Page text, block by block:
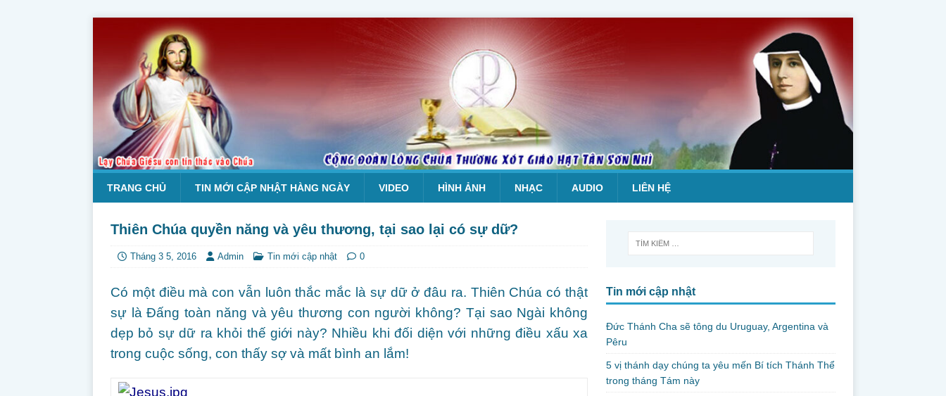
TRANG CHỦ TIN MỚI CẬP NHẬT HÀNG NGÀY VIDEO HÌNH ẢNH NHẠC AUDIO LIÊN HỆ
Thiên Chúa quyền năng và yêu thương, tại sao lại có sự dữ?
Tháng 3 5, 2016 Admin Tin mới cập nhật 0
Có một điều mà con vẫn luôn thắc mắc là sự dữ ở đâu ra. Thiên Chúa có thật
sự là Đấng toàn năng và yêu thương con người không? Tại sao Ngài không
dẹp bỏ sự dữ ra khỏi thế giới này? Nhiều khi đối diện với những điều xấu xa
trong cuộc sống, con thấy sợ và mất bình an lắm!
Tin mới cập nhật
Đức Thánh Cha sẽ tông du Uruguay, Argentina và
Pêru
5 vị thánh dạy chúng ta yêu mến Bí tích Thánh Thể
trong tháng Tám này